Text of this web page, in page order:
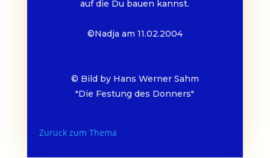
auf die Du bauen kannst.
©Nadja am 11.02.2004
© Bild by Hans Werner Sahm
"Die Festung des Donners"
Zurück zum Thema